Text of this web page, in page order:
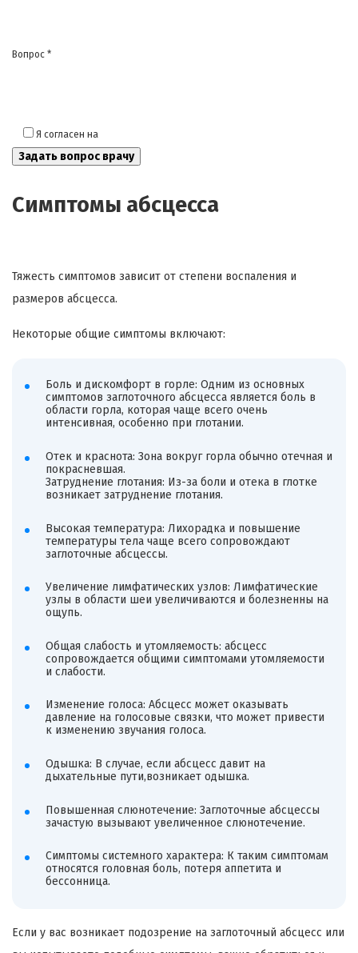
Вопрос *
Я согласен на
Симптомы абсцесса
Тяжесть симптомов зависит от степени воспаления и
размеров абсцесса.
Некоторые общие симптомы включают:
Боль и дискомфорт в горле: Одним из основных
симптомов заглоточного абсцесса является боль в
области горла, которая чаще всего очень
интенсивная, особенно при глотании.
Отек и краснота: Зона вокруг горла обычно отечная и
покрасневшая.
Затруднение глотания: Из-за боли и отека в глотке
возникает затруднение глотания.
Высокая температура: Лихорадка и повышение
температуры тела чаще всего сопровождают
заглоточные абсцессы.
Увеличение лимфатических узлов: Лимфатические
узлы в области шеи увеличиваются и болезненны на
ощупь.
Общая слабость и утомляемость: абсцесс
сопровождается общими симптомами утомляемости
и слабости.
Изменение голоса: Абсцесс может оказывать
давление на голосовые связки, что может привести
к изменению звучания голоса.
Одышка: В случае, если абсцесс давит на
дыхательные пути,возникает одышка.
Повышенная слюнотечение: Заглоточные абсцессы
зачастую вызывают увеличенное слюнотечение.
Симптомы системного характера: К таким симптомам
относятся головная боль, потеря аппетита и
бессонница.
Если у вас возникает подозрение на заглоточный абсцесс или